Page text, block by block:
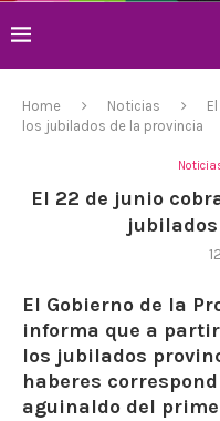
Home Noticias
los jubilados de la provincia
El 22 de junio
El Gobierno de la
informa que a
los jubilados
haberes
aguinaldo del